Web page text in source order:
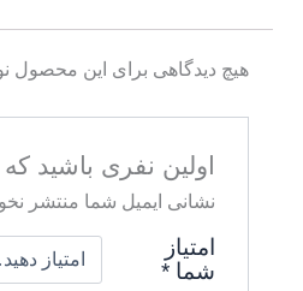
هیچ دیدگاهی برای این محصول
اولین نفری باشید که
نشانی ایمیل شما منتشر
امتیاز
شما *